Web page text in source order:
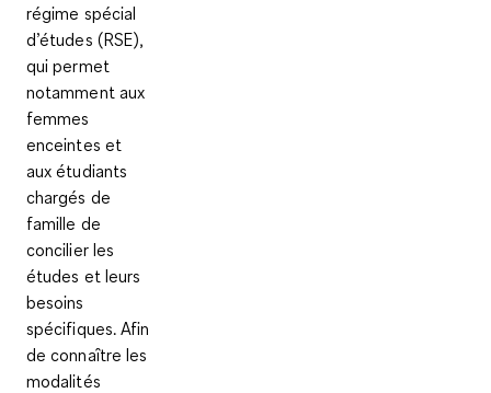
régime spécial
d’études (RSE),
qui permet
notamment aux
femmes
enceintes et
aux étudiants
chargés de
famille de
concilier les
études et leurs
besoins
spécifiques. Afin
de connaître les
modalités